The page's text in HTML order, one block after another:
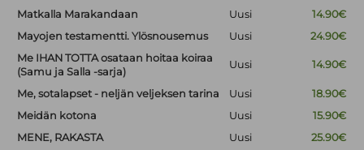
Matkalla Marakandaan
Uusi
14.90€
Mayojen testamentti. Ylösnousemus
Uusi
24.90€
Me IHAN TOTTA osataan hoitaa koiraa
(Samu ja Salla -sarja)
Uusi 14.90€
Me, sotalapset - neljän veljeksen tarina Uusi
18.90€
Meidän kotona
Uusi
15.90€
MENE, RAKASTA
Uusi
25.90€